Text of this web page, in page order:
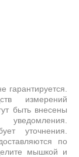
гарантируется.
измерений
быть внесены
уточнения.
по
мышкой и